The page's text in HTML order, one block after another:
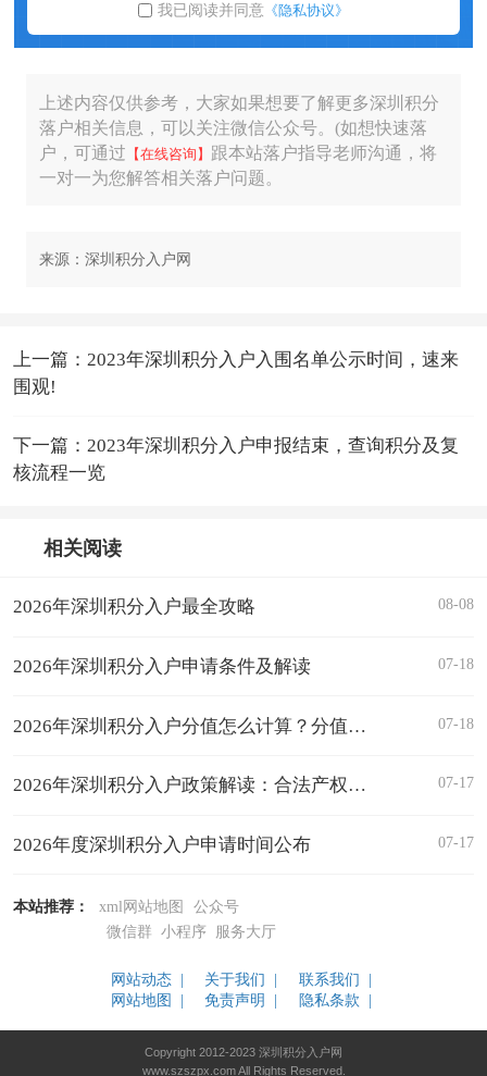
我已阅读并同意 《隐私协议》
上述内容仅供参考，大家如果想要了解更多深圳积分
落户相关信息，可以关注微信公众号。(如想快速落
户，可通过 【在线咨询】 跟本站落户指导老师沟通，将
一对一为您解答相关落户问题。
来源：深圳积分入户网
上一篇：2023年深圳积分入户入围名单公示时间，速来
围观!
下一篇：2023年深圳积分入户申报结束，查询积分及复
核流程一览
相关阅读
2026年深圳积分入户最全攻略 08-08
2026年深圳积分入户申请条件及解读 07-18
2026年深圳积分入户分值怎么计算？分值表汇总！ 07-18
2026年深圳积分入户政策解读：合法产权住房 07-17
2026年度深圳积分入户申请时间公布 07-17
本站推荐： xml网站地图
公众号
微信群 小程序 服务大厅
网站动态 | 关于我们 |
联系我们 |
网站地图 |
免责声明 | 隐私条款 |
Copyright 2012-2023 深圳积分入户网
www.szszpx.com All Rights Reserved.